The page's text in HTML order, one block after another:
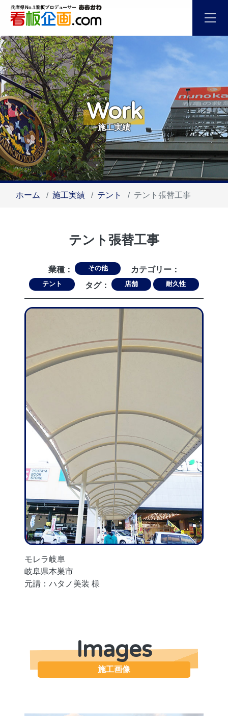
Work
施工実績
ホーム 施工実績 テント テント張替工事
テント張替工事
業種： その他 カテゴリー：
テント タグ： 店舗 耐久性
モレラ岐阜
岐阜県本巣市
元請：ハタノ美装 様
Images
施工画像